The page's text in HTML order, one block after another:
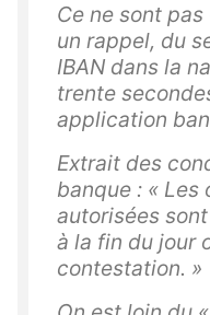
Ce ne sont
un rappel, du
IBAN dans la
trente
application
Extrait des
banque : «
autorisées sont
à la fin du jour
contestation. »